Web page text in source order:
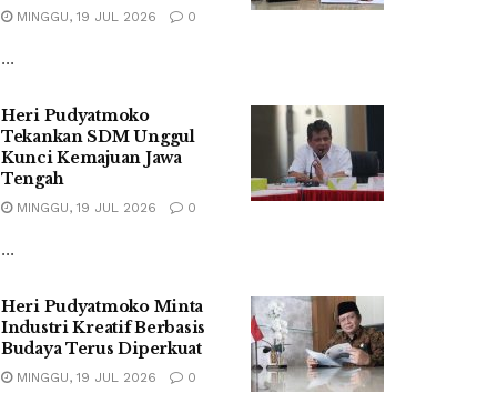
MINGGU, 19 JUL 2026 0
...
Heri Pudyatmoko
Tekankan SDM Unggul
Kunci Kemajuan Jawa
Tengah
MINGGU, 19 JUL 2026 0
...
Heri Pudyatmoko Minta
Industri Kreatif Berbasis
Budaya Terus Diperkuat
MINGGU, 19 JUL 2026 0